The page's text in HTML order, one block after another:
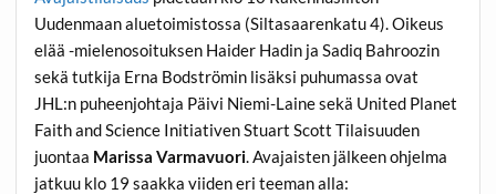
Uudenmaan aluetoimistossa (Siltasaarenkatu 4). Oikeus
elää -mielenosoituksen Haider Hadin jaSadiq Bahroozin
sekä tutkija Erna Bodströmin lisäksi puhumassa ovat
JHL:n puheenjohtaja Päivi Niemi-Lainesekä United Planet
Faith and Science InitiativenStuart Scott Tilaisuuden
juontaa Marissa Varmavuori. Avajaisten jälkeen ohjelma
jatkuu klo 19 saakka viiden eri teeman alla: